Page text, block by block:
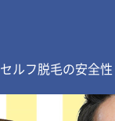
セルフ脱毛の安全性